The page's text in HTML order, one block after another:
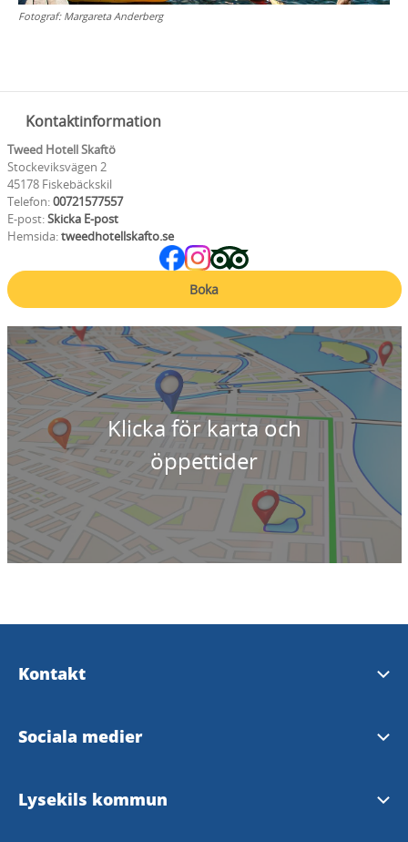
Fotograf: Margareta Anderberg
Kontaktinformation
Tweed Hotell Skaftö
Stockeviksvägen 2
45178 Fiskebäckskil
Telefon:00721577557
E-post:Skicka E-post
Hemsida:tweedhotellskafto.se
Boka
Klicka för karta och
öppettider
Kontakt
Upplev Lysekil
Sociala medier
Upplev Lysekil på Facebook
Lysekils kommun